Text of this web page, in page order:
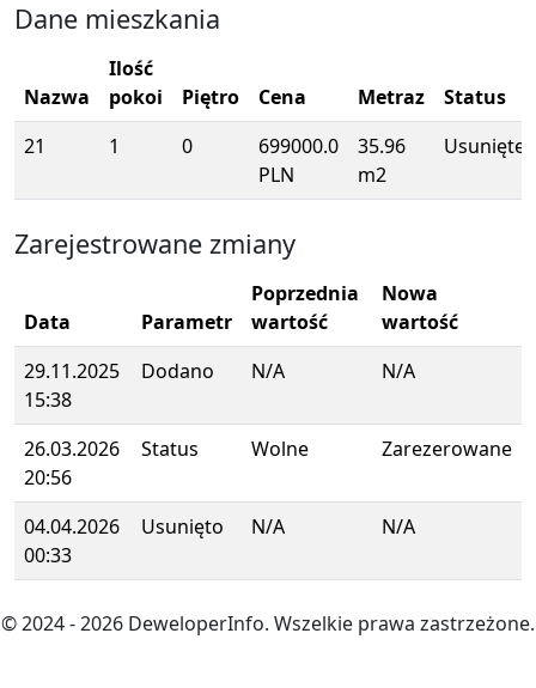
Dane mieszkania
Nazwa
Ilość
pokoi
Piętro Cena Metraz
Status
21
1 0
699000.0
PLN
35.96
m2
Usunięte
Zarejestrowane zmiany
Data Parametr
Poprzednia
wartość
Nowa
wartość
29.11.2025
15:38
Dodano N/A N/A
26.03.2026
20:56
Status Wolne Zarezerowane
04.04.2026
00:33
Usunięto N/A N/A
© 2024- 2026 DeweloperInfo. Wszelkie prawa zastrzeżone.